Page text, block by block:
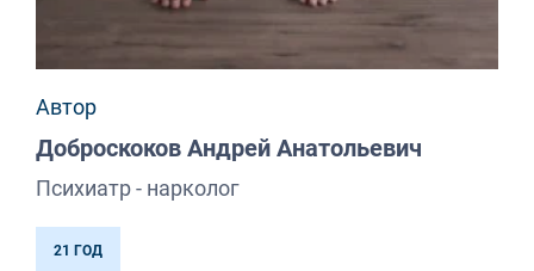
Автор
Доброскоков Андрей Анатольевич
Психиатр - нарколог
21 ГОД